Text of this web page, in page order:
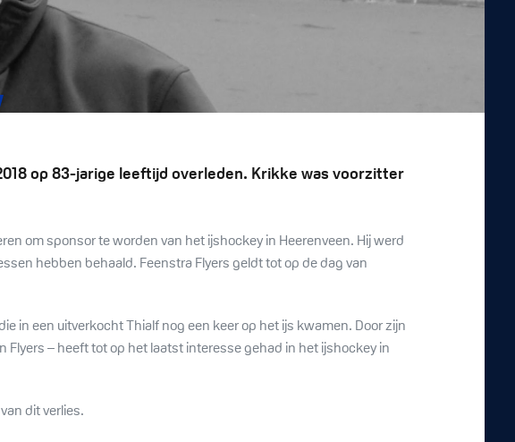
op 83-jarige leeftijd overleden. Krikke was voorzitter
om sponsor te worden van het ijshockey in Heerenveen. Hij werd
hebben behaald. Feenstra Flyers geldt tot op de dag van
in een uitverkocht Thialf nog een keer op het ijs kwamen. Door zijn
– heeft tot op het laatst interesse gehad in het ijshockey in
dit verlies.